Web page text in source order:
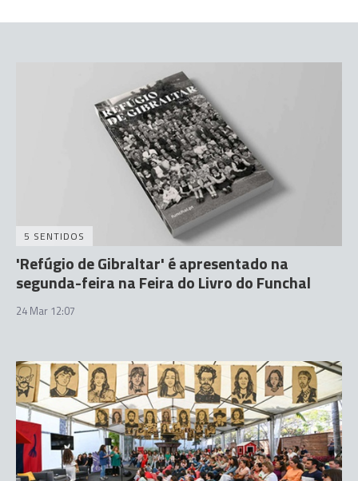
5 SENTIDOS
'Refúgio de Gibraltar' é apresentado na
segunda-feira na Feira do Livro do Funchal
24 Mar 12:07